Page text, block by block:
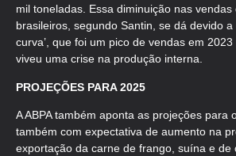
mil toneladas. Essa diminuição nas
brasileiros, segundo Santin, se dá devido a
curva’, que foi um pico de vendas em
viveu uma crise na produção interna.
PROJEÇÕES PARA 2025
A ABPA também aponta as projeções para
também com expectativa de aumento na
exportação da carne de frango, suína e de